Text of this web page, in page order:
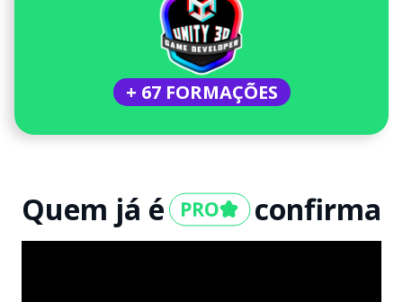
+ 67 FORMAÇÕES
Quem já é confirma